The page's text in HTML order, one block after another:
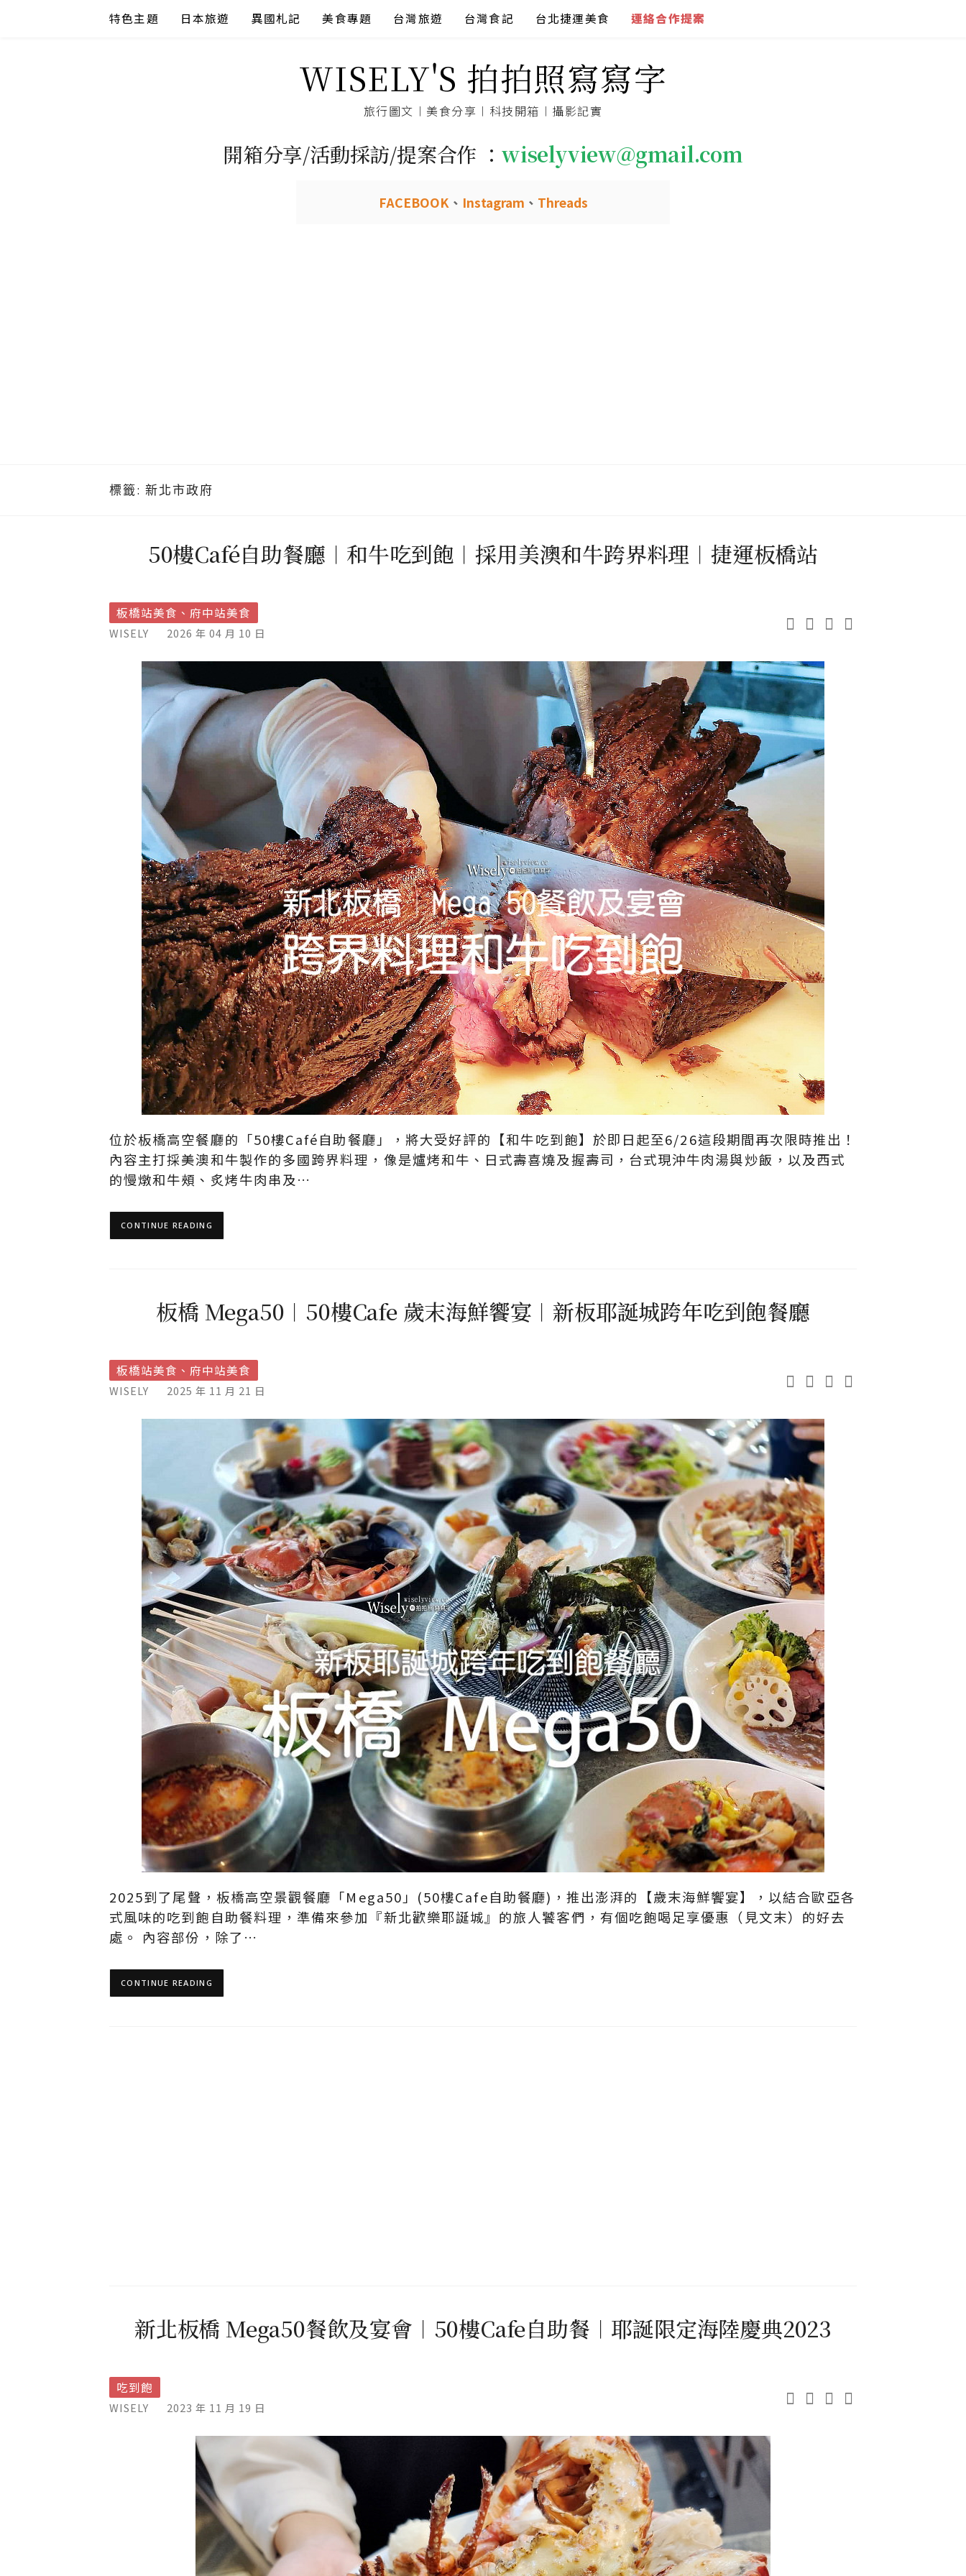
特色主題 日本旅遊 異國札記 美食專題 台灣旅遊 台灣食記 台北捷運美食 連絡合作提案
WISELY'S 拍拍照寫寫字
旅行圖文︱美食分享︱科技開箱︱攝影記實
開箱分享/活動採訪/提案合作 ： wiselyview@gmail.com
FACEBOOK、 Instagram 、 Threads
標籤: 新北市政府
50樓Café自助餐廳︱和牛吃到飽︱採用美澳和牛跨界料理︱捷運板橋站
板橋站美食、府中站美食
WISELY 2026 年 04 月 10 日
位於板橋高空餐廳的「50樓Café自助餐廳」，將大受好評的【和牛吃到飽】於即日起至6/26這段期間再次限時推出！
內容主打採美澳和牛製作的多國跨界料理，像是爐烤和牛、日式壽喜燒及握壽司，台式現沖牛肉湯與炒飯，以及西式
的慢燉和牛頰、炙烤牛肉串及…
CONTINUE READING
板橋 Mega50︱50樓Cafe 歲末海鮮饗宴︱新板耶誕城跨年吃到飽餐廳
板橋站美食、府中站美食
WISELY 2025 年 11 月 21 日
2025到了尾聲，板橋高空景觀餐廳「Mega50」(50樓Cafe自助餐廳)，推出澎湃的【歲末海鮮饗宴】，以結合歐亞各
式風味的吃到飽自助餐料理，準備來參加『新北歡樂耶誕城』的旅人饕客們，有個吃飽喝足享優惠（見文末）的好去
處。 內容部份，除了…
CONTINUE READING
新北板橋 Mega50餐飲及宴會︱50樓Cafe自助餐︱耶誕限定海陸慶典2023
吃到飽
WISELY 2023 年 11 月 19 日